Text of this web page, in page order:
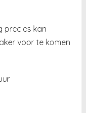
precies kan
voor te komen